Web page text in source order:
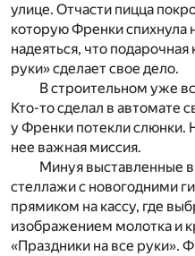
улице. Отчасти пицца
которую Френки спихнула
надеяться, что
руки» сделает свое дело.
В строительном уже
Кто-то сделал в автомате
у Френки потекли слюнки.
нее важная миссия.
Минуя выставленные
стеллажи с новогодними
прямиком на кассу, где
изображением молотка и
«Праздники на все руки».